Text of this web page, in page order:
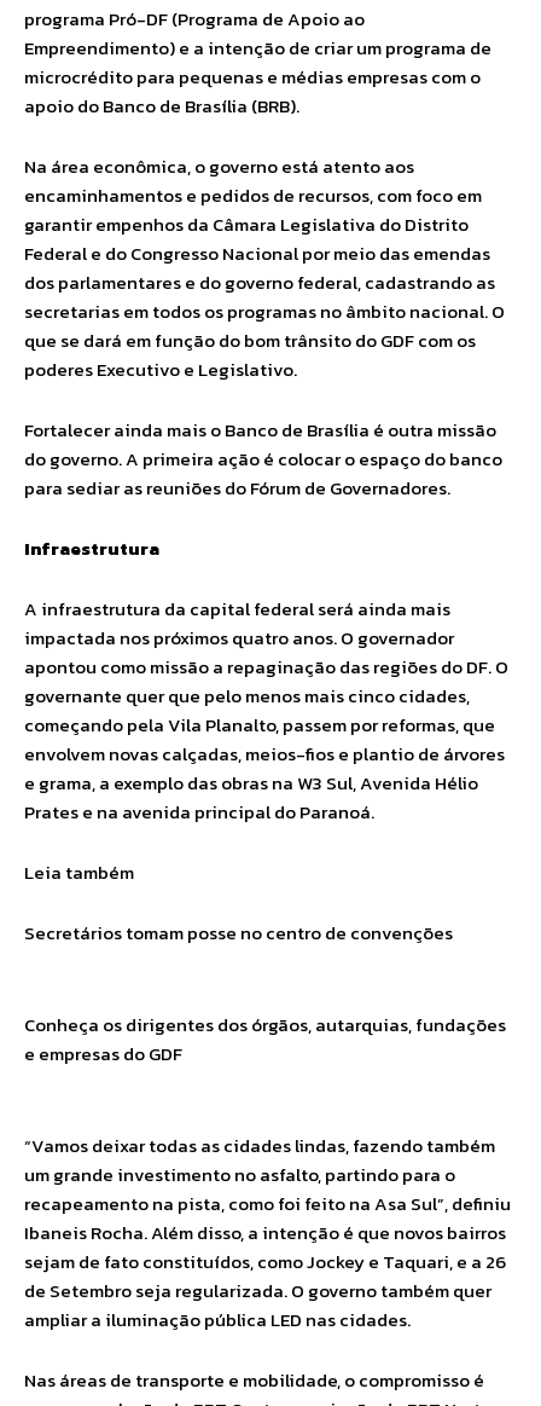
programa Pró-DF (Programa de Apoio ao
Empreendimento) e a intenção de criar um programa de
microcrédito para pequenas e médias empresas com o
apoio do Banco de Brasília (BRB).
Na área econômica, o governo está atento aos
encaminhamentos e pedidos de recursos, com foco em
garantir empenhos da Câmara Legislativa do Distrito
Federal e do Congresso Nacional por meio das emendas
dos parlamentares e do governo federal, cadastrando as
secretarias em todos os programas no âmbito nacional. O
que se dará em função do bom trânsito do GDF com os
poderes Executivo e Legislativo.
Fortalecer ainda mais o Banco de Brasília é outra missão
do governo. A primeira ação é colocar o espaço do banco
para sediar as reuniões do Fórum de Governadores.
Infraestrutura
A infraestrutura da capital federal será ainda mais
impactada nos próximos quatro anos. O governador
apontou como missão a repaginação das regiões do DF. O
governante quer que pelo menos mais cinco cidades,
começando pela Vila Planalto, passem por reformas, que
envolvem novas calçadas, meios-fios e plantio de árvores
e grama, a exemplo das obras na W3 Sul, Avenida Hélio
Prates e na avenida principal do Paranoá.
Leia também
Secretários tomam posse no centro de convenções
Conheça os dirigentes dos órgãos, autarquias, fundações
e empresas do GDF
“Vamos deixar todas as cidades lindas, fazendo também
um grande investimento no asfalto, partindo para o
recapeamento na pista, como foi feito na Asa Sul”, definiu
Ibaneis Rocha. Além disso, a intenção é que novos bairros
sejam de fato constituídos, como Jockey e Taquari, e a 26
de Setembro seja regularizada. O governo também quer
ampliar a iluminação pública LED nas cidades.
Nas áreas de transporte e mobilidade, o compromisso é